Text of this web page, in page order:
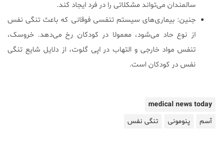
سالمندان می‌تواند مشکلاتی را در فرد ایجاد کند.
جنین: بیماری‌های سیستم تنفسی فوقانی که باعث تنگی نفس
از نوع حاد می‌شود، معمولا در کودکان رخ می‌دهد. خروسک،
تنفس مواد خارجی و التهاب در اپی گلوت، از دلایل شایع تنگی
نفس در کودکان است.
medical news today
آسم
پنومونی تنگی نفس